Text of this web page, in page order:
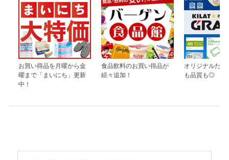
お買い得品を月曜から金
曜まで「まいにち」更新
中！
食品飲料のお買い得品が
続々追加！
オリジナルだか
も品質も◎